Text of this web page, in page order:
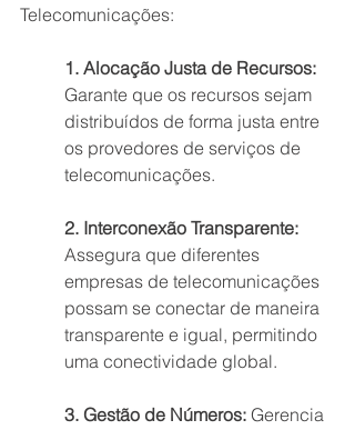
Telecomunicações:
1. Alocação Justa de Recursos:
Garante que os recursos sejam
distribuídos de forma justa entre
os provedores de serviços de
telecomunicações.
2. Interconexão Transparente:
Assegura que diferentes
empresas de telecomunicações
possam se conectar de maneira
transparente e igual, permitindo
uma conectividade global.
3. Gestão de Números: Gerencia